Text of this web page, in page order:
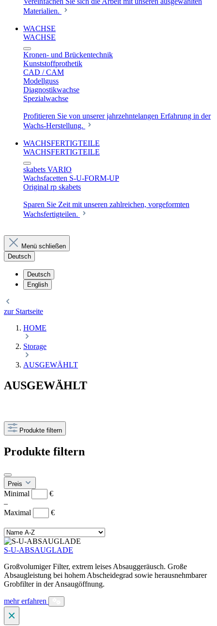
Materialien.
WACHSE
WACHSE
Kronen- und Brückentechnik
Kunststoffprothetik
CAD / CAM
Modellguss
Diagnostikwachse
Spezialwachse
Profitieren Sie von unserer jahrzehntelangen Erfahrung in der
Wachs-Herstellung.
WACHSFERTIGTEILE
WACHSFERTIGTEILE
skabets VARIO
Wachsfacetten S-U-FORM-UP
Original rp skabets
Sparen Sie Zeit mit unseren zahlreichen, vorgeformten
Wachsfertigteilen.
Menü schließen
Deutsch
Deutsch
English
zur Startseite
HOME
Storage
AUSGEWÄHLT
AUSGEWÄHLT
Produkte filtern
Produkte filtern
Preis
Minimal
€
–
Maximal
€
S-U-ABSAUGLADE
Großvolumiger Filter, extrem leises Absauggeräusch. Große
Absaugleistung bei hohem Abscheidegrad sowie herausnehmbarer
Grobfilter in der Ansaugöffnung.
mehr erfahren
×